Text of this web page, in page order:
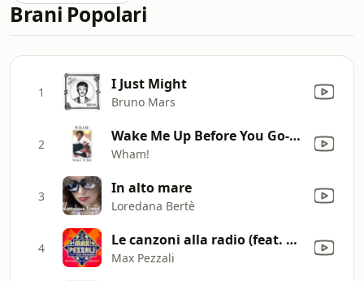
Brani Popolari
1 I Just Might
Bruno Mars
2 Wake Me Up Before You Go-Go
Wham!
3 In alto mare
Loredana Bertè
4 Le canzoni alla radio (feat. Nile Rodgers)
Max Pezzali